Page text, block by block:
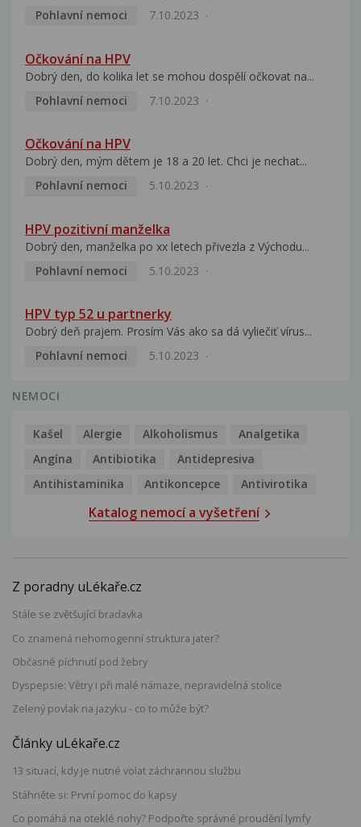
Pohlavní nemoci
7.10.2023
Očkování na HPV
Dobrý den, do kolika let se mohou dospělí očkovat na...
Pohlavní nemoci
7.10.2023
Očkování na HPV
Dobrý den, mým dětem je 18 a 20 let. Chci je nechat...
Pohlavní nemoci
5.10.2023
HPV pozitivní manželka
Dobrý den, manželka po xx letech přivezla z Východu...
Pohlavní nemoci
5.10.2023
HPV typ 52 u partnerky
Dobrý deň prajem. Prosím Vás ako sa dá vyliečiť vírus...
Pohlavní nemoci
5.10.2023
NEMOCI
Kašel Alergie Alkoholismus
Analgetika
Angína
Antibiotika
Antidepresiva
Antihistaminika
Antikoncepce Antivirotika
Katalog nemocí a vyšetření
Z poradny uLékaře.cz
Stále se zvětšující bradavka
Co znamená nehomogenní struktura jater?
Občasné píchnutí pod žebry
Dyspepsie: Větry i při malé námaze, nepravidelná stolice
Zelený povlak na jazyku - co to může být?
Články uLékaře.cz
13 situací, kdy je nutné volat záchrannou službu
Stáhněte si: První pomoc do kapsy
Co pomáhá na oteklé nohy? Podpořte správné proudění lymfy